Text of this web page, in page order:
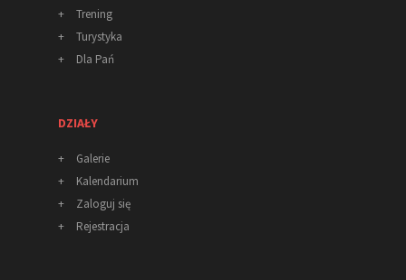
+
Trening
+
Turystyka
+
Dla Pań
DZIAŁY
+
Galerie
+
Kalendarium
+
Zaloguj się
+
Rejestracja